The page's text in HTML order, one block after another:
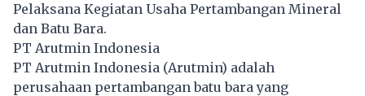
Pelaksana Kegiatan Usaha Pertambangan Mineral
dan Batu Bara.
PT Arutmin Indonesia
PT Arutmin Indonesia (Arutmin) adalah
perusahaan pertambangan batu bara yang